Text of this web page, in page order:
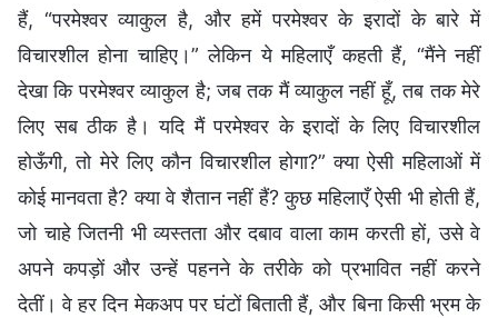
हैं, “परमेश्वर व्याकुल है, और हमें परमेश्वर के इरादों के बारे में
विचारशील होना चाहिए।” लेकिन ये महिलाएँ कहती हैं, “मैंने नहीं
देखा कि परमेश्वर व्याकुल है; जब तक मैं व्याकुल नहीं हूँ, तब तक मेरे
लिए सब ठीक है। यदि मैं परमेश्वर के इरादों के लिए विचारशील
होऊँगी, तो मेरे लिए कौन विचारशील होगा?” क्या ऐसी महिलाओं में
कोई मानवता है? क्या वे शैतान नहीं हैं? कुछ महिलाएँ ऐसी भी होती हैं,
जो चाहे जितनी भी व्यस्तता और दबाव वाला काम करती हों, उसे वे
अपने कपड़ों और उन्हें पहनने के तरीके को प्रभावित नहीं करने
देतीं। वे हर दिन मेकअप पर घंटों बिताती हैं, और बिना किसी भ्रम के